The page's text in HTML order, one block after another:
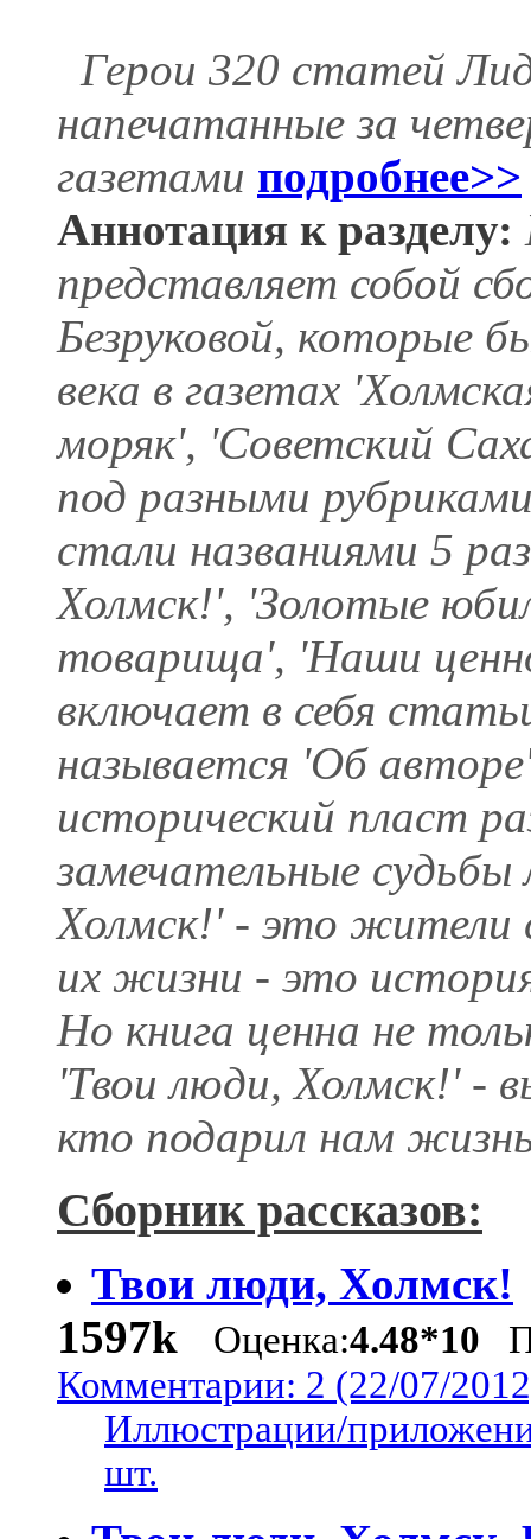
Герои 320 статей
напечатанные за
газетами подробнее>>
Аннотация к разделу:
представляет собой
Безруковой, которые
века в газетах
моряк', 'Советский
под разными
стали названиями 5
Холмск!', 'Золотые
товарища', 'Наши
включает в себя
называется 'Об
исторический пласт
замечательные
Холмск!' - это жители
их жизни - это
Но книга ценна не
'Твои люди, Холмск!' -
кто подарил нам
Сборник рассказов:
Твои люди, Холмск!
1597k
Оценка:4.48*10
Комментарии: 2 (22/07/
Иллюстрации/
шт.